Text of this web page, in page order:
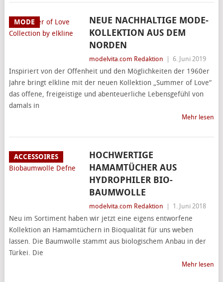
MODE
NEUE NACHHALTIGE MODE-
KOLLEKTION AUS DEM
NORDEN
modelvita.com Redaktion 6. Juni 2019
Inspiriert von der Offenheit und den Möglichkeiten der 1960er
Jahre bringt elkline mit der neuen Kollektion „Summer of Love“
das offene, freigeistige und abenteuerliche Lebensgefühl von
damals in
Mehr lesen
ACCESSOIRES
HOCHWERTIGE
HAMAMTÜCHER AUS
HYDROPHILER BIO-
BAUMWOLLE
modelvita.com Redaktion 1. Juni 2018
Neu im Sortiment haben wir jetzt eine eigens entworfene
Kollektion an Hamamtüchern in Bioqualität für uns weben
lassen. Die Baumwolle stammt aus biologischem Anbau in der
Türkei. Die
Mehr lesen